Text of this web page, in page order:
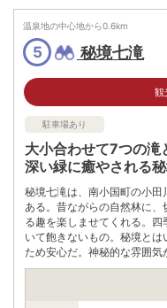
※ 掲載情報は変更になる場合が
問合せください。
※ 料金情報は税込・税抜表記が
温泉地の中心地から0.6km
5 秘境七滝
観
駐車場あり
大小合わせて7つの滝
深い緑に癒やされる
秘境七滝は、南小国町の小
ある。昔ながらの自然林に
る趣を楽しませてくれる。
いて飽きないもの。秘境と
ため安心だ。神秘的な雰囲気
が残されている。